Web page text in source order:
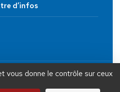
d’infos
DON À DLF
vous donne le contrôle sur ceux